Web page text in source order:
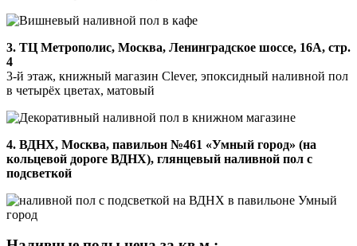
3. ТЦ Метрополис, Москва, Ленинградское шоссе, 16А, стр.
4
3-й этаж, книжный магазин Clever, эпоксидный наливной пол
в четырёх цветах, матовый
4. ВДНХ, Москва, павильон №461 «Умный город» (на
кольцевой дороге ВДНХ), глянцевый наливной пол с
подсветкой